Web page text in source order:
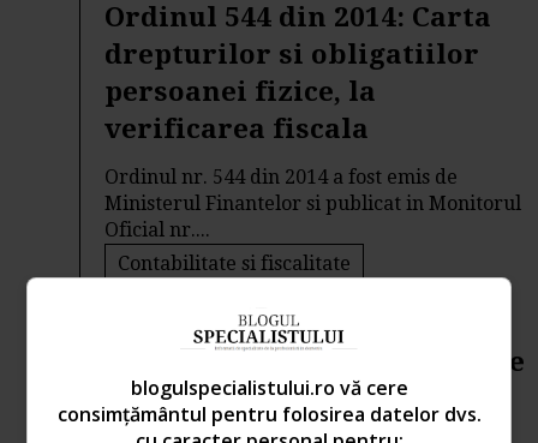
Ordinul 544 din 2014: Carta
drepturilor si obligatiilor
persoanei fizice, la
verificarea fiscala
Ordinul nr. 544 din 2014 a fost emis de
Ministerul Finantelor si publicat in Monitorul
Oficial nr....
Contabilitate si fiscalitate
ANAF: Serviciul de acces date
prin SMS
blogulspecialistului.ro vă cere
consimțământul pentru folosirea datelor dvs.